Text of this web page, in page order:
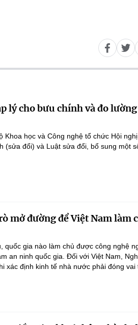
lý cho bưu chính và đo
Khoa học và Công nghệ tổ chức Hội
(sửa đổi) và Luật sửa đổi, bổ sung một
mở đường để Việt Nam làm
quốc gia nào làm chủ được công nghệ
an ninh quốc gia. Đối với Việt Nam,
xác định kinh tế nhà nước phải đóng vai